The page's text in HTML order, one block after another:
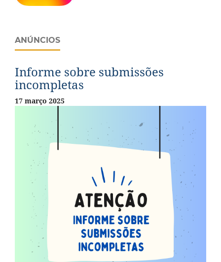
ANÚNCIOS
Informe sobre submissões
incompletas
17 março 2025